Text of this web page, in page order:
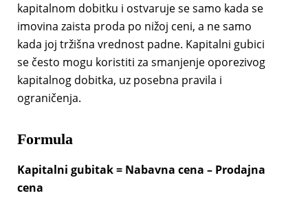
kapitalnom dobitku i ostvaruje se samo kada se
imovina zaista proda po nižoj ceni, a ne samo
kada joj tržišna vrednost padne. Kapitalni gubici
se često mogu koristiti za smanjenje oporezivog
kapitalnog dobitka, uz posebna pravila i
ograničenja.
Formula
Kapitalni gubitak = Nabavna cena – Prodajna
cena